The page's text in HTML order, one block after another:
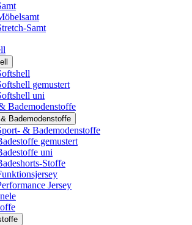
Samt
gemustert
uni
Bademodenstoffe
Bademodenstoffe
& Bademodenstoffe
gemustert
uni
Stoffe
Jersey